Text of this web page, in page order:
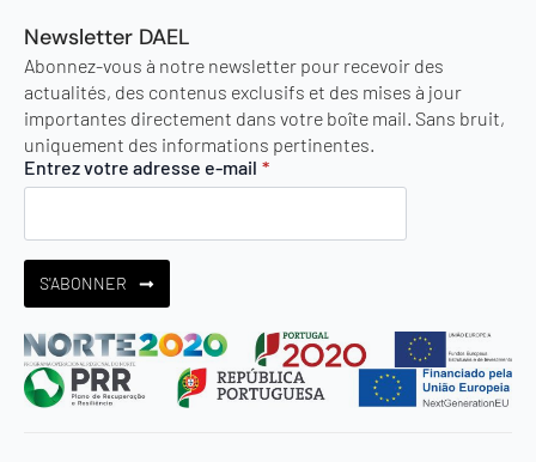
Newsletter DAEL
Abonnez-vous à notre newsletter pour recevoir des
actualités, des contenus exclusifs et des mises à jour
importantes directement dans votre boîte mail. Sans bruit,
uniquement des informations pertinentes.
Entrez votre adresse e-mail *
S'ABONNER